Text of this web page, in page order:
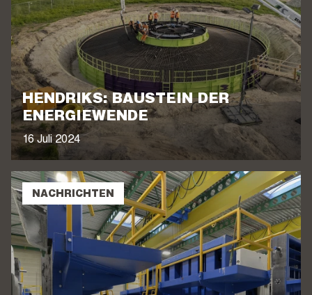
HENDRIKS: BAUSTEIN DER
ENERGIEWENDE
16 Juli 2024
NACHRICHTEN